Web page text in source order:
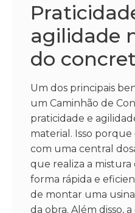
agilidade
do
Um dos principais
um Caminhão de
praticidade e
material. Isso
com uma central
que realiza a
forma rápida e
de montar uma
da obra. Além disso,